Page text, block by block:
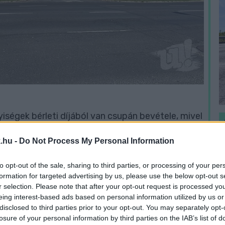
- Do Not Process My Personal Information
opt-out of the sale, sharing to third parties, or processing of your
for targeted advertising by us, please use the below opt-out
selection. Please note that after your opt-out request is processed
interest-based ads based on personal information utilized by us
to third parties prior to your opt-out. You may separately
of your personal information by third parties on the IAB’s list of
bérleti díjából van csupán bevétele, mivel
így az Apáczai sem tudta rendezi a
679 forint gázszámla tartozása van.
frissen felvett napirendi pontja volt az